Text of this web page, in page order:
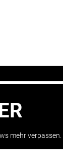
mehr verpassen.